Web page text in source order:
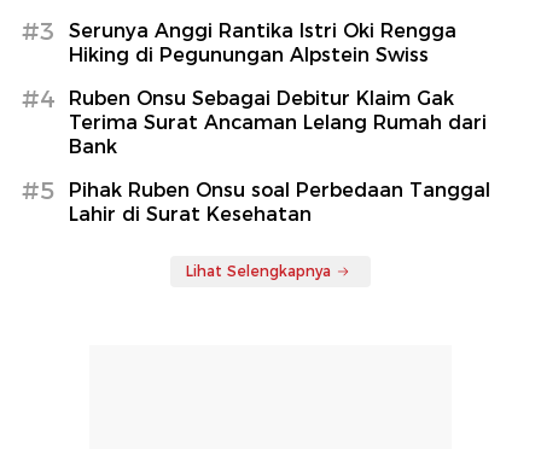
#3
Serunya Anggi Rantika Istri Oki Rengga
Hiking di Pegunungan Alpstein Swiss
#4
Ruben Onsu Sebagai Debitur Klaim Gak
Terima Surat Ancaman Lelang Rumah dari
Bank
#5
Pihak Ruben Onsu soal Perbedaan Tanggal
Lahir di Surat Kesehatan
Lihat Selengkapnya